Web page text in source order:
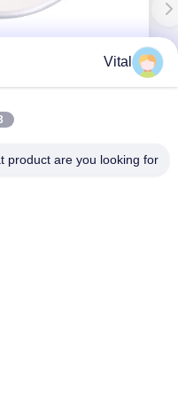
بهترین قیمت
Vital
product are you looking for?